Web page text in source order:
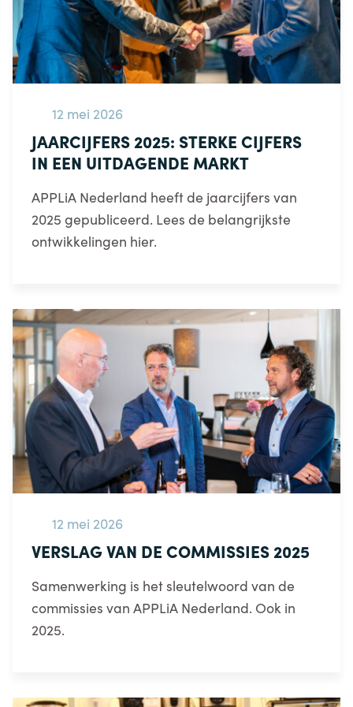
12 mei 2026
JAARCIJFERS 2025: STERKE CIJFERS
IN EEN UITDAGENDE MARKT
APPLiA Nederland heeft de jaarcijfers van
2025 gepubliceerd. Lees de belangrijkste
ontwikkelingen hier.
12 mei 2026
VERSLAG VAN DE COMMISSIES 2025
Samenwerking is het sleutelwoord van de
commissies van APPLiA Nederland. Ook in
2025.